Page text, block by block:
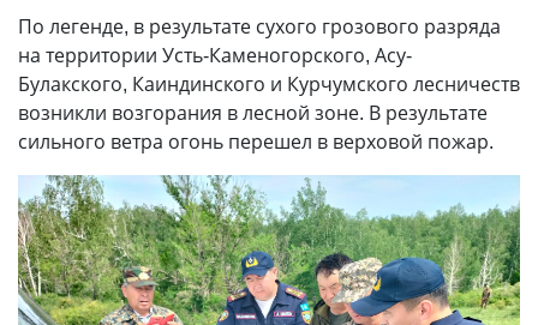
По легенде, в результате сухого грозового разряда
на территории Усть-Каменогорского, Асу-
Булакского, Каиндинского и Курчумского лесничеств
возникли возгорания в лесной зоне. В результате
сильного ветра огонь перешел в верховой пожар.